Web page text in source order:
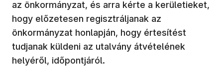
az önkormányzat, és arra kérte a kerületieket,
hogy előzetesen regisztráljanak az
önkormányzat honlapján, hogy értesítést
tudjanak küldeni az utalvány átvételének
helyéről, időpontjáról.